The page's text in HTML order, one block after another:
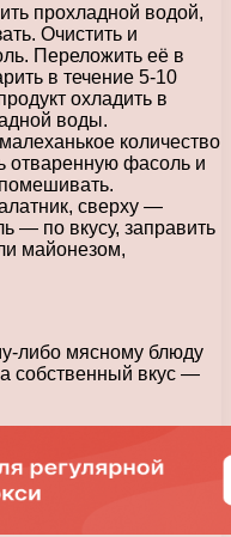
прохладной водой,
Очистить и
Переложить её в
в течение 5-10
охладить в
воды.
количество
отваренную фасоль и
сверху —
— по вкусу, заправить
майонезом,
либо мясному блюду
собственный вкус —